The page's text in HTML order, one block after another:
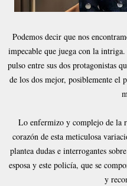
Podemos decir que nos
impecable que juega con la
pulso entre sus dos protagonistas
de los dos mejor, posiblemente el
Lo enfermizo y complejo de la
corazón de esta meticulosa
plantea dudas e interrogantes
esposa y este policía, que se
y